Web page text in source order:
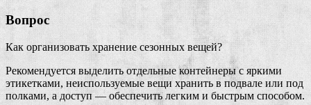
Вопрос
Как организовать хранение сезонных вещей?
Рекомендуется выделить отдельные контейнеры с яркими
этикетками, неиспользуемые вещи хранить в подвале или под
полками, а доступ — обеспечить легким и быстрым способом.